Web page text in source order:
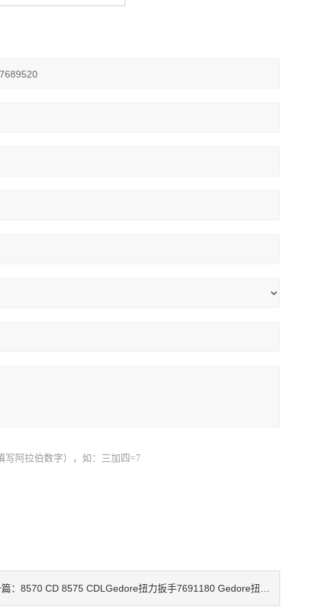
写阿拉伯数字），如：三加四=7
篇：8570 CD 8575 CDLGedore扭力扳手7691180 Gedore扭力扳手8570-10 扭矩扳手8570-20